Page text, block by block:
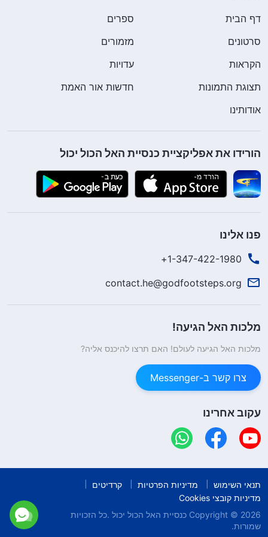
דף הבית
ספרים
סרטונים
מזמורים
הקראות
עדויות
תצוגת התמונות
חדשות אור האמת
אודותינו
הורידו את אפליקציית כנסיית האל הכול יכול
פנו אלינו
1-347-422-1980+
contact.he@godfootsteps.org
מלכות האל הגיעה!
מלכות האל הגיעה לעולם! האם תרצו להיכנס אליה?
צרו קשר ב-Messenger
עקוב אחרינו
תנאי השימוש מדיניות הפרטיות
קרדיטים
מדיניות קובצי Cookies
Copyright © 2026 כנסיית האל הכול יכול .כל הזכויות
שמורות.